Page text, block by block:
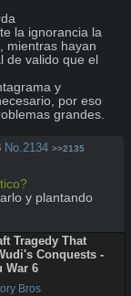
la ignorancia la
mientras hayan
de valido que el
y
por eso
grandes.
No.2134 >>2135
y plantando
Tragedy That
Conquests -
War 6
Bros